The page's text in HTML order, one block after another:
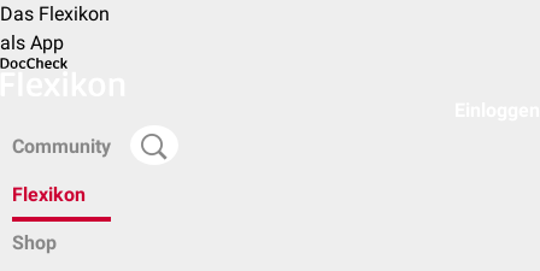
Das Flexikon
als App
Community
Flexikon
Shop